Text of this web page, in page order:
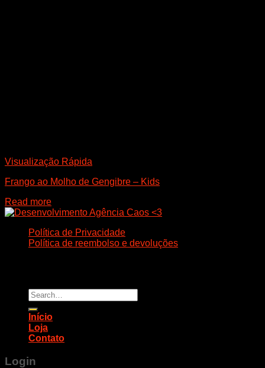
Visualização Rápida
Frango ao Molho de Gengibre – Kids
Read more
Política de Privacidade
Política de reembolso e devoluções
Search
for:
Início
Loja
Contato
Login